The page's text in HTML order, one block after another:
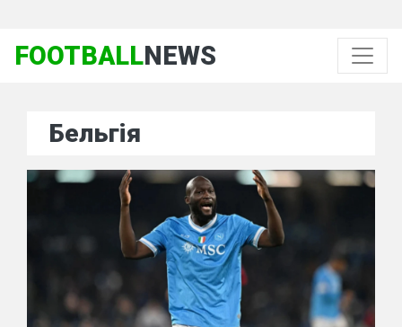
FOOTBALLNEWS
Бельгія